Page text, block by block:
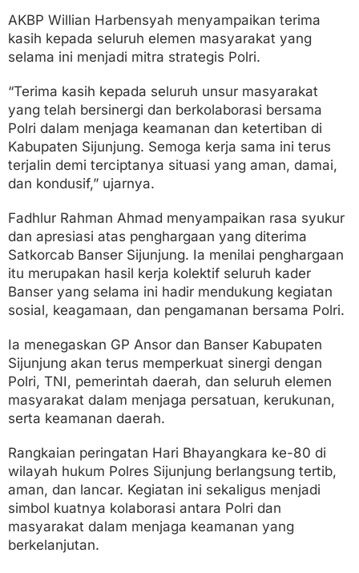
AKBP Willian Harbensyah menyampaikan terima
kasih kepada seluruh elemen masyarakat yang
selama ini menjadi mitra strategis Polri.
“Terima kasih kepada seluruh unsur masyarakat
yang telah bersinergi dan berkolaborasi bersama
Polri dalam menjaga keamanan dan ketertiban di
Kabupaten Sijunjung. Semoga kerja sama ini terus
terjalin demi terciptanya situasi yang aman, damai,
dan kondusif,” ujarnya.
Fadhlur Rahman Ahmad menyampaikan rasa syukur
dan apresiasi atas penghargaan yang diterima
Satkorcab Banser Sijunjung. Ia menilai penghargaan
itu merupakan hasil kerja kolektif seluruh kader
Banser yang selama ini hadir mendukung kegiatan
sosial, keagamaan, dan pengamanan bersama Polri.
Ia menegaskan GP Ansor dan Banser Kabupaten
Sijunjung akan terus memperkuat sinergi dengan
Polri, TNI, pemerintah daerah, dan seluruh elemen
masyarakat dalam menjaga persatuan, kerukunan,
serta keamanan daerah.
Rangkaian peringatan Hari Bhayangkara ke-80 di
wilayah hukum Polres Sijunjung berlangsung tertib,
aman, dan lancar. Kegiatan ini sekaligus menjadi
simbol kuatnya kolaborasi antara Polri dan
masyarakat dalam menjaga keamanan yang
berkelanjutan.